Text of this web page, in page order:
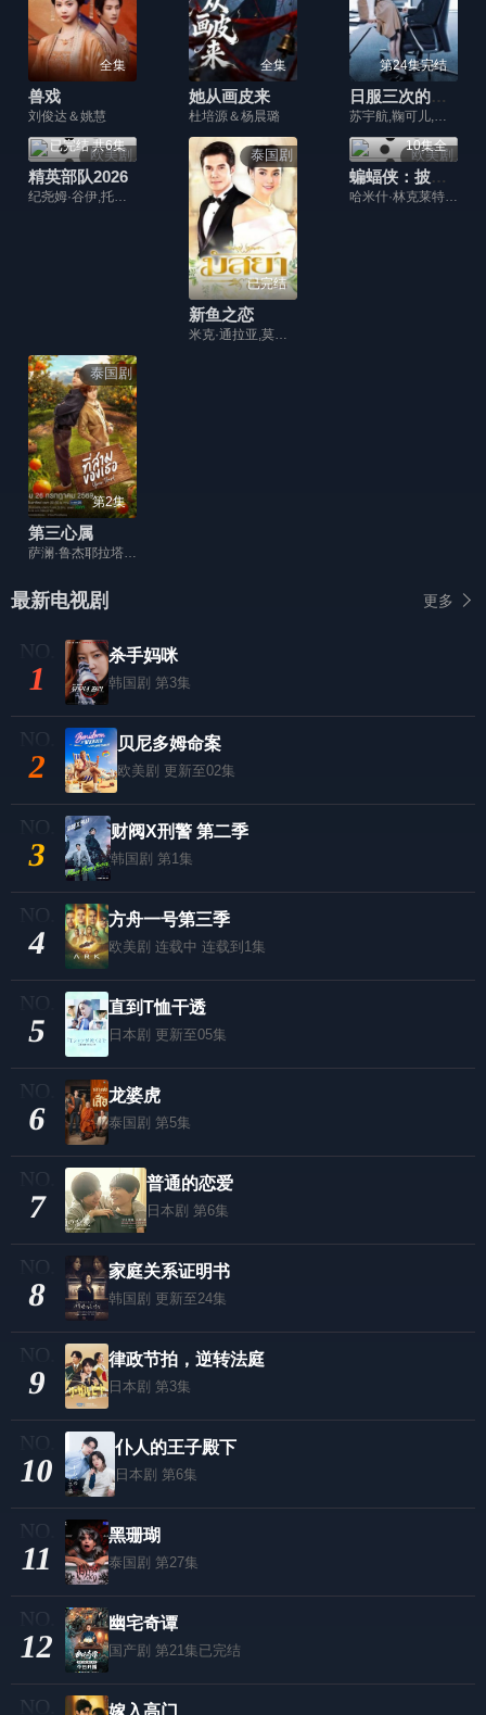
全集
兽戏
刘俊达＆姚慧
全集
她从画皮来
杜培源＆杨晨璐
第24集完结
日服三次的爱情
苏宇航,鞠可儿,乔馨,张博源,庞祯褀
欧美剧
已完结 共6集
精英部队2026
纪尧姆·谷伊,托莫·希思黎,菲利普·舒尔,可拉斯·旺克奇基,奥黛丽·洛滕
泰国剧
已完结
新鱼之恋
米克·通拉亚,莫妲·娜琳叻,Am,Sophonpas
欧美剧
10集全
蝙蝠侠：披风斗士第一季
哈米什·林克莱特,克里斯蒂娜·里奇,郑智麟,戴德里克·巴德,明妮·德里弗,麦肯娜·格瑞丝,埃里克·摩根·斯图尔特,米歇尔·C·博尼拉,克里斯托·乔伊·布朗,约翰·迪·马吉欧,保罗·谢尔,瑞德·斯科特,汤姆·肯尼,杰森·沃特金斯,加里·安东尼·威廉斯,丹·多诺休,大卫·克朗姆霍茨,海利·乔·奥斯蒙,托比·斯蒂芬斯
泰国剧
第2集
第三心属
萨澜·鲁杰耶拉塔纳福拉潘,纳塔西特·尤阿瑞克西,塔萨彭·维瓦隆,纳塔奇·司隶朋通,塔那克利·奇安淳亚,珈萨达·詹曼诺,索恩塔斯特·布昂加姆
最新电视剧 更多
1
杀手妈咪
韩国剧 第3集
2
贝尼多姆命案
欧美剧 更新至02集
3
财阀X刑警 第二季
韩国剧 第1集
4
方舟一号第三季
欧美剧 连载中 连载到1集
5
直到T恤干透
日本剧 更新至05集
6
龙婆虎
泰国剧 第5集
7
普通的恋爱
日本剧 第6集
8
家庭关系证明书
韩国剧 更新至24集
9
律政节拍，逆转法庭
日本剧 第3集
10
仆人的王子殿下
日本剧 第6集
11
黑珊瑚
泰国剧 第27集
12
幽宅奇谭
国产剧 第21集已完结
嫁入高门